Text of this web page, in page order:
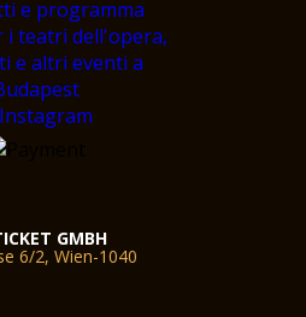
GMBH
6/2, Wien-1040